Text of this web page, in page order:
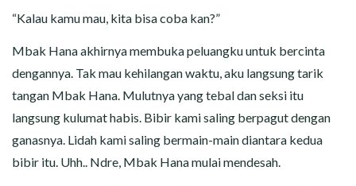
“Kalau kamu mau, kita bisa coba kan?”
Mbak Hana akhirnya membuka peluangku untuk bercinta
dengannya. Tak mau kehilangan waktu, aku langsung tarik
tangan Mbak Hana. Mulutnya yang tebal dan seksi itu
langsung kulumat habis. Bibir kami saling berpagut dengan
ganasnya. Lidah kami saling bermain-main diantara kedua
bibir itu. Uhh.. Ndre, Mbak Hana mulai mendesah.